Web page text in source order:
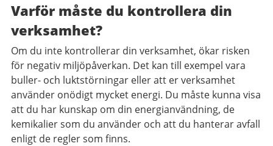
Varför måste du kontrollera din
verksamhet?
Om du inte kontrollerar din verksamhet, ökar risken
för negativ miljöpåverkan. Det kan till exempel vara
buller- och luktstörningar eller att er verksamhet
använder onödigt mycket energi. Du måste kunna visa
att du har kunskap om din energianvändning, de
kemikalier som du använder och att du hanterar avfall
enligt de regler som finns.